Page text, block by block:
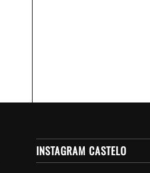
INSTAGRAM CASTELO